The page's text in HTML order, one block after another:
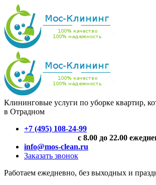
Клининговые услуги по уборке квартир,
в Отрадном
+7 (495) 108-24-99
с 8.00 до 22.00
info@mos-clean.ru
Заказать звонок
Работаем ежедневно, без выходных и